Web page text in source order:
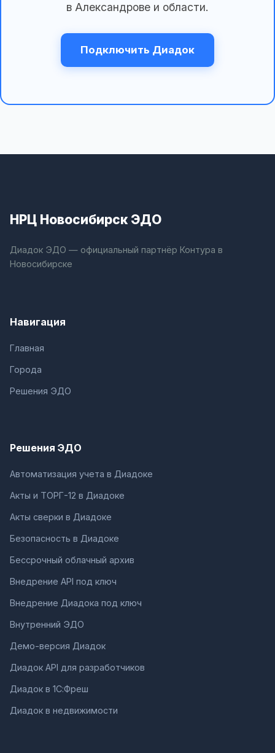
в Александрове и области.
Подключить Диадок
НРЦ Новосибирск ЭДО
Диадок ЭДО — официальный партнёр Контура в
Новосибирске
Навигация
Главная
Города
Решения ЭДО
Решения ЭДО
Автоматизация учета в Диадоке
Акты и ТОРГ-12 в Диадоке
Акты сверки в Диадоке
Безопасность в Диадоке
Бессрочный облачный архив
Внедрение API под ключ
Внедрение Диадока под ключ
Внутренний ЭДО
Демо-версия Диадок
Диадок API для разработчиков
Диадок в 1С:Фреш
Диадок в недвижимости